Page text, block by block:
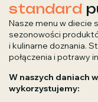
standard
Nasze menu w diecie
sezonowości
i kulinarne doznania.
połączenia i potrawy
W naszych daniach
wykorzystujemy: